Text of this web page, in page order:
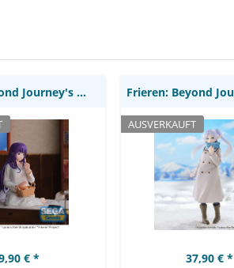
Frieren: Beyond Journey's End - Fern Statue /...
€ *
AUSVERKAUFT
37,90 € *